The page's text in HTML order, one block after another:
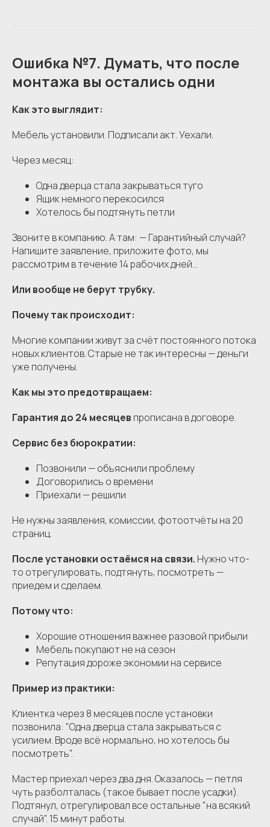
Ошибка №7. Думать, что после
монтажа вы остались одни
Как это выглядит:
Мебель установили. Подписали акт. Уехали.
Через месяц:
Одна дверца стала закрываться туго
Ящик немного перекосился
Хотелось бы подтянуть петли
Звоните в компанию. А там: — Гарантийный случай?
Напишите заявление, приложите фото, мы
рассмотрим в течение 14 рабочих дней...
Или вообще не берут трубку.
Почему так происходит:
Многие компании живут за счёт постоянного потока
новых клиентов. Старые не так интересны — деньги
уже получены.
Как мы это предотвращаем:
Гарантия до 24 месяцев прописана в договоре.
Сервис без бюрократии:
Позвонили — объяснили проблему
Договорились о времени
Приехали — решили
Не нужны заявления, комиссии, фотоотчёты на 20
страниц.
После установки остаёмся на связи. Нужно что-
то отрегулировать, подтянуть, посмотреть —
приедем и сделаем.
Потому что:
Хорошие отношения важнее разовой прибыли
Мебель покупают не на сезон
Репутация дороже экономии на сервисе
Пример из практики:
Клиентка через 8 месяцев после установки
позвонила: "Одна дверца стала закрываться с
усилием. Вроде всё нормально, но хотелось бы
посмотреть".
Мастер приехал через два дня. Оказалось — петля
чуть разболталась (такое бывает после усадки).
Подтянул, отрегулировал все остальные "на всякий
случай". 15 минут работы.